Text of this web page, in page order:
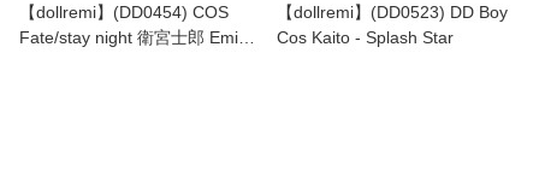
【dollremi】(DD0454) COS
Fate/stay night 衛宮士郎 Emiya
【dollremi】(DD0523) DD Boy
Cos Kaito - Splash Star